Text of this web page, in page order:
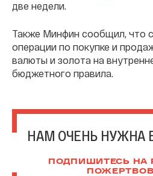
две недели.
Также Минфин сообщил, что
операции по покупке и
валюты и золота на
бюджетного правила.
НАМ ОЧЕНЬ
ПОДПИШИТЕСЬ НА